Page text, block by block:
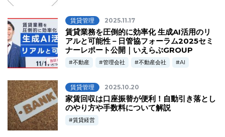
賃貸管理 2025.11.17
賃貸業務を圧倒的に効率化 生成AI活用のリ
アルと可能性－日管協フォーラム2025セミ
ナーレポート公開｜いえらぶGROUP
不動産 管理会社 不動産会社 AI
賃貸管理 2025.10.20
家賃回収は口座振替が便利！自動引き落とし
のやり方や手数料について解説
賃貸経営